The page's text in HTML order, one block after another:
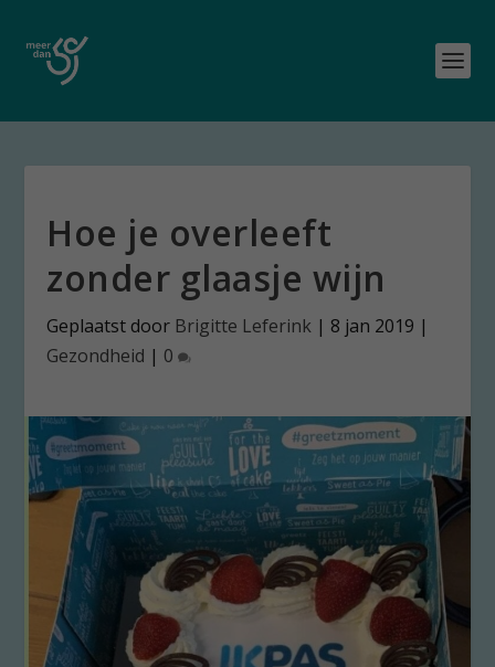
Hoe je overleeft
zonder glaasje wijn
Geplaatst door Brigitte Leferink | 8 jan 2019 |
Gezondheid | 0